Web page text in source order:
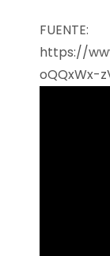
FUENTE:
https://
oQQxWx-